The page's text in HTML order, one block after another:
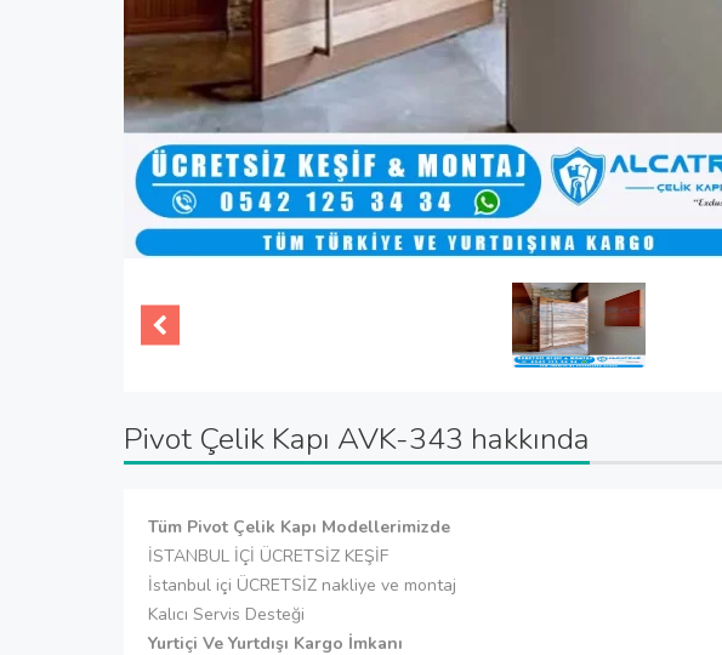
Pivot Çelik Kapı AVK-343 hakkında
Tüm Pivot Çelik Kapı Modellerimizde
İSTANBUL İÇİ ÜCRETSİZ KEŞİF
İstanbul içi ÜCRETSİZ nakliye ve montaj
Kalıcı Servis Desteği
Yurtiçi Ve Yurtdışı Kargo İmkanı